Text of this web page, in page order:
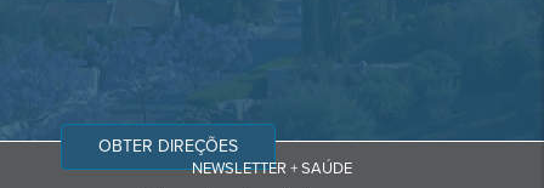
OBTER DIREÇÕES
NEWSLETTER + SAÚDE